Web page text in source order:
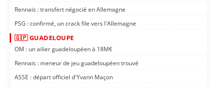
Rennais : transfert négocié en Allemagne
PSG : confirmé, un crack file vers l'Allemagne
🇬🇵 GUADELOUPE
OM : un ailier guadeloupéen à 18M€
Rennais : meneur de jeu guadeloupéen trouvé
ASSE : départ officiel d'Yvann Maçon